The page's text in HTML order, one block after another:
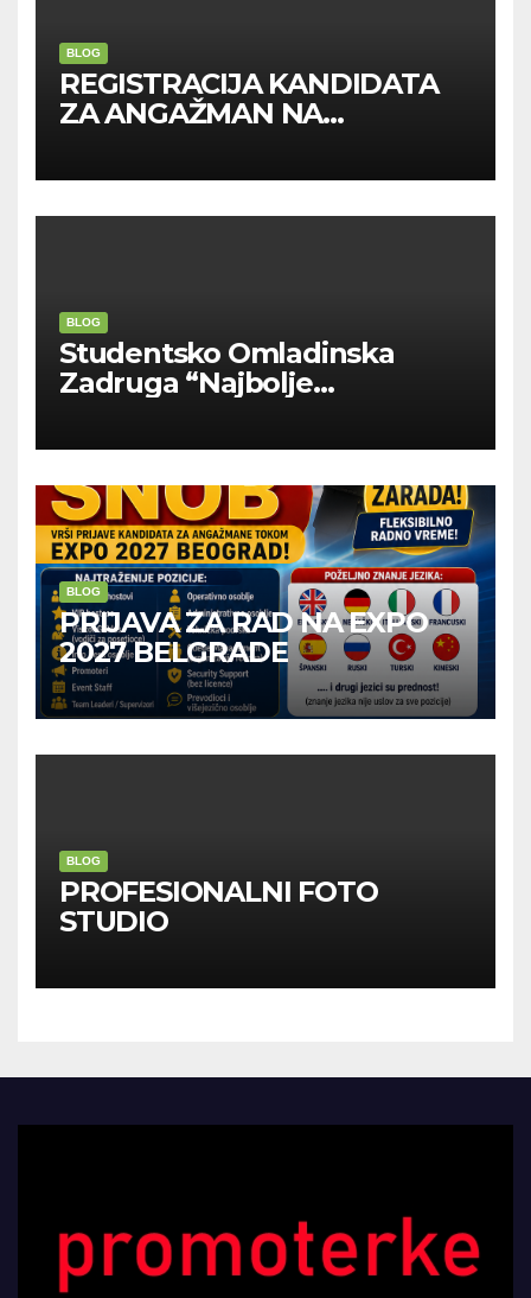
BLOG
REGISTRACIJA KANDIDATA
ZA ANGAŽMAN NA
BLOG
Studentsko Omladinska
Zadruga “Najbolje
BLOG
PRIJAVA ZA RAD NA EXPO
2027 BELGRADE
BLOG
PROFESIONALNI FOTO
STUDIO